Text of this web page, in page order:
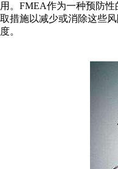
用。FMEA作为一种预防
取措施以减少或消除这些
度。